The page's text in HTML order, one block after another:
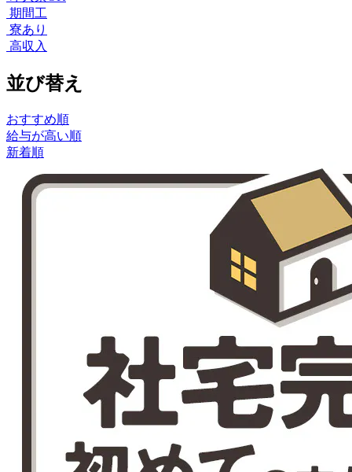
期間工
寮あり
高収入
並び替え
おすすめ順
給与が高い順
新着順